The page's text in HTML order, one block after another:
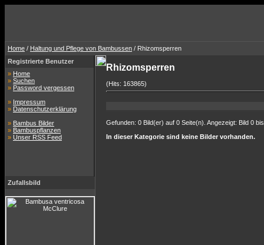
Home / Haltung und Pflege von Bambussen / Rhizomsperren
Registrierte Benutzer
» Home
» Suchen
» Password vergessen
» Impressum
» Datenschutzerklärung
» Bambus Bilder
» Bambuspflanzen
» Unser RSS Feed
Zufallsbild
Rhizomsperren
(Hits: 163865)
Gefunden: 0 Bild(er) auf 0 Seite(n). Angezeigt: Bild 0
In dieser Kategorie sind keine Bilder vorhanden.